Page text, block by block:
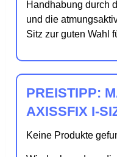
Handhabung durch
und die
Sitz zur guten Wahl
PREISTIPP:
AXISSFIX I-
Keine Produkte